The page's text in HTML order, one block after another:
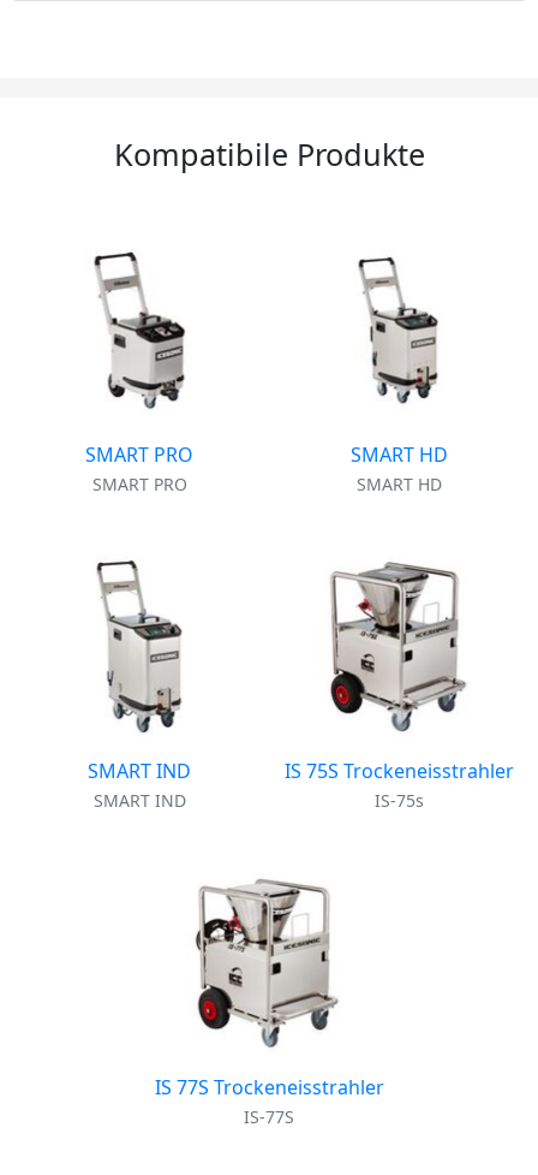
Kompatibile Produkte
SMART PRO
SMART PRO
SMART HD
SMART HD
SMART IND
SMART IND
IS 75S Trockeneisstrahler
IS-75s
IS 77S Trockeneisstrahler
IS-77S